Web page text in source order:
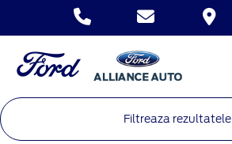
Filtreaza rezultatele